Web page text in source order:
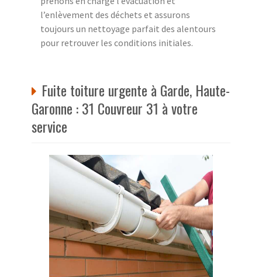
l’enlèvement des déchets et assurons
toujours un nettoyage parfait des alentours
pour retrouver les conditions initiales.
Fuite toiture urgente à Garde, Haute-
Garonne : 31 Couvreur 31 à votre
service